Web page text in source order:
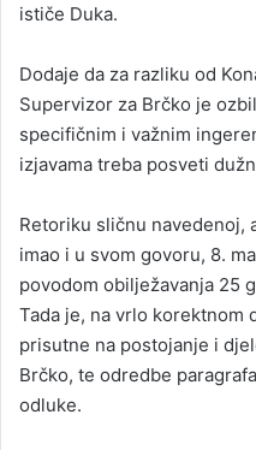
ističe Duka.
Dodaje da za razliku od
Supervizor za Brčko je
specifičnim i važnim
izjavama treba posveti
Retoriku sličnu navedenoj,
imao i u svom govoru, 8.
povodom obilježavanja 25
Tada je, na vrlo korektnom
prisutne na postojanje i
Brčko, te odredbe
odluke.